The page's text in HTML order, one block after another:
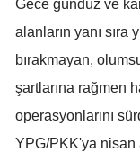
Gece gündüz ve
alanların yanı sıra
bırakmayan,
şartlarına rağmen
operasyonlarını
YPG/PKK'ya nisan